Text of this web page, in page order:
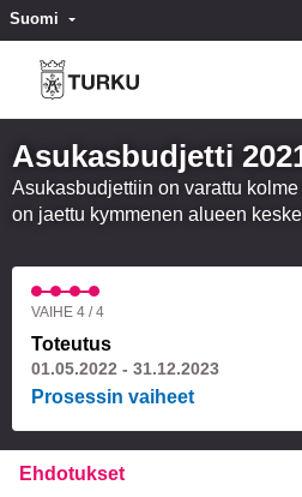
Suomi Valitse kieli
Asukasbudjetti
Asukasbudjettiin on varattu
on jaettu kymmenen alueen
VAIHE 4 / 4
Toteutus
01.05.2022 - 31.12.2023
Prosessin vaiheet
Ehdotukset